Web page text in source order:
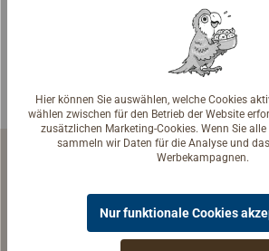
Überlebensausrü
stung.Diese
Anlagen werden
Rettungsinselher
stellern als
Standardausrüst
Schiffsausrüstung | Werftausrüstung
Hier können Sie auswählen, welche Cookies
wählen zwischen für den Betrieb der Website
zusätzlichen Marketing-Cookies. Wenn Sie
sammeln wir Daten für die Analyse und
Werbekampagnen.
Nur funktionale Cookies